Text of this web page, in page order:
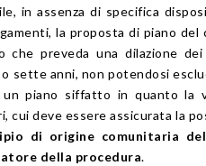
in assenza di specifica
la proposta di piano
che preveda una dilazione
o sette anni, non potendosi
piano siffatto in quanto la
cui deve essere assicurata la
di origine comunitaria
della procedura.